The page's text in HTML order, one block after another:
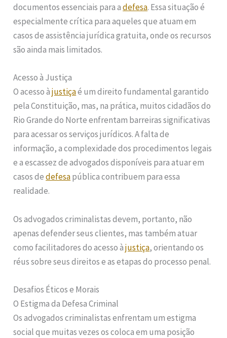
documentos essenciais para adefesa. Essa situação é
especialmente crítica para aqueles que atuam em
casos de assistência jurídica gratuita, onde os recursos
são ainda mais limitados.
Acesso à Justiça
O acesso àjustiçaé um direito fundamental garantido
pela Constituição, mas, na prática, muitos cidadãos do
Rio Grande do Norte enfrentam barreiras significativas
para acessar os serviços jurídicos. A falta de
informação, a complexidade dos procedimentos legais
e a escassez de advogados disponíveis para atuar em
casos dedefesapública contribuem para essa
realidade.
Os advogados criminalistas devem, portanto, não
apenas defender seus clientes, mas também atuar
como facilitadores do acesso àjustiça, orientando os
réus sobre seus direitos e as etapas do processo penal.
Desafios Éticos e Morais
O Estigma da Defesa Criminal
Os advogados criminalistas enfrentam um estigma
social que muitas vezes os coloca em uma posição